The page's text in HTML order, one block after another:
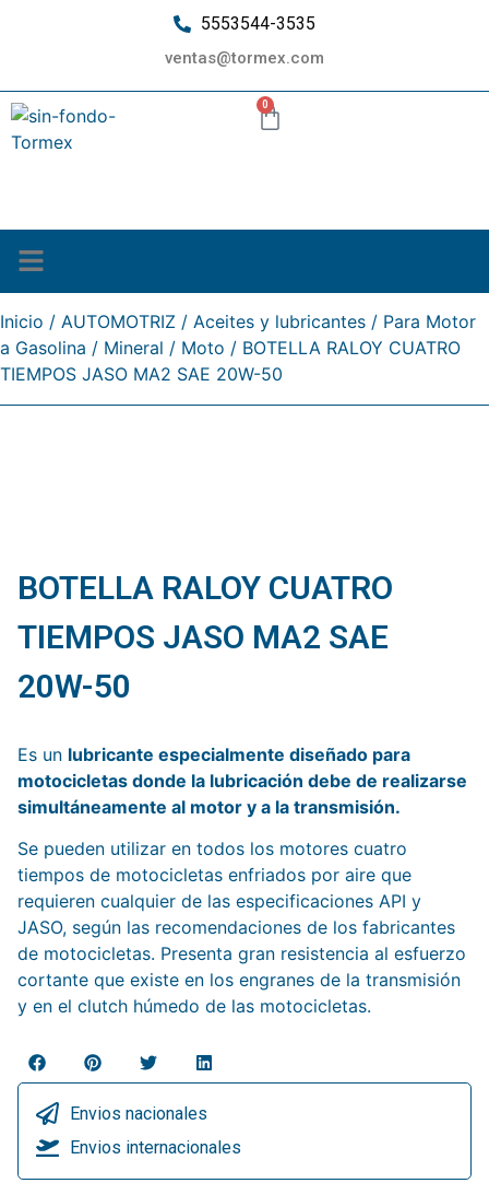
5553544-3535
ventas@tormex.com
0
Inicio / AUTOMOTRIZ / Aceites y lubricantes / Para Motor
a Gasolina / Mineral / Moto / BOTELLA RALOY CUATRO
TIEMPOS JASO MA2 SAE 20W-50
BOTELLA RALOY CUATRO
TIEMPOS JASO MA2 SAE
20W-50
Es un lubricante especialmente diseñado para
motocicletas donde la lubricación debe de realizarse
simultáneamente al motor y a la transmisión.
Se pueden utilizar en todos los motores cuatro
tiempos de motocicletas enfriados por aire que
requieren cualquier de las especificaciones API y
JASO, según las recomendaciones de los fabricantes
de motocicletas. Presenta gran resistencia al esfuerzo
cortante que existe en los engranes de la transmisión
y en el clutch húmedo de las motocicletas.
Envios nacionales
Envios internacionales